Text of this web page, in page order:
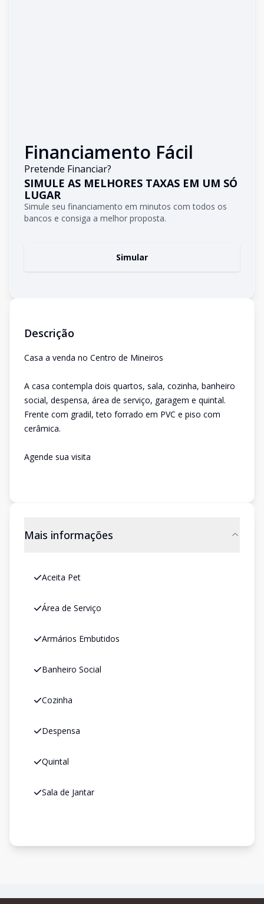
Financiamento Fácil
Pretende Financiar?
SIMULE AS MELHORES TAXAS EM UM SÓ
LUGAR
Simule seu financiamento em minutos com todos os
bancos e consiga a melhor proposta.
Simular
Descrição
Casa a venda no Centro de Mineiros
A casa contempla dois quartos, sala, cozinha, banheiro
social, despensa, área de serviço, garagem e quintal.
Frente com gradil, teto forrado em PVC e piso com
cerâmica.
Agende sua visita
Mais informações
Aceita Pet
Área de Serviço
Armários Embutidos
Banheiro Social
Cozinha
Despensa
Quintal
Sala de Jantar